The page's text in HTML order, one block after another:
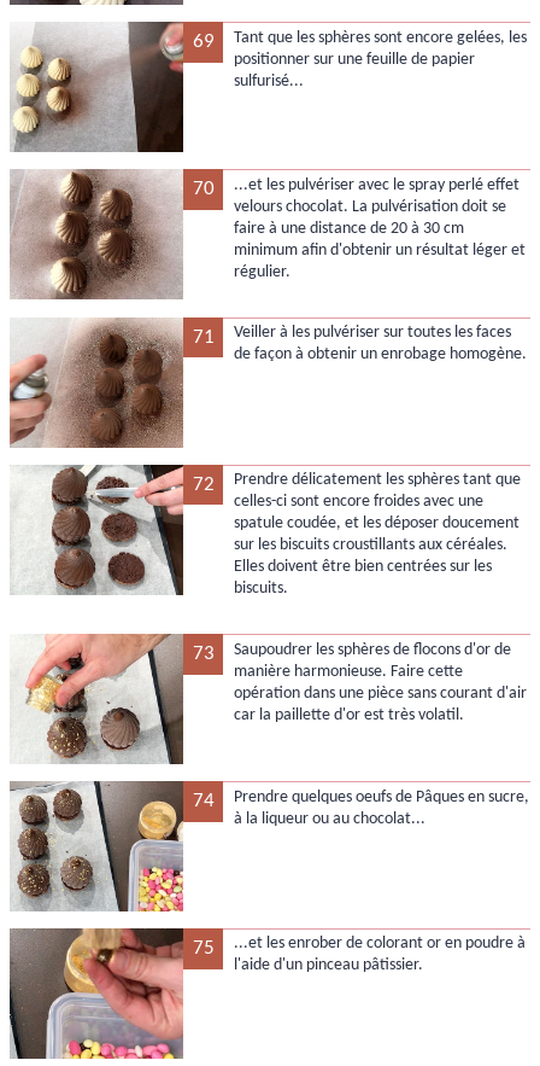
69
Tant que les sphères sont encore gelées, les
positionner sur une feuille de papier
sulfurisé...
70
...et les pulvériser avec le spray perlé effet
velours chocolat. La pulvérisation doit se
faire à une distance de 20 à 30 cm
minimum afin d'obtenir un résultat léger et
régulier.
71
Veiller à les pulvériser sur toutes les faces
de façon à obtenir un enrobage homogène.
72
Prendre délicatement les sphères tant que
celles-ci sont encore froides avec une
spatule coudée, et les déposer doucement
sur les biscuits croustillants aux céréales.
Elles doivent être bien centrées sur les
biscuits.
73
Saupoudrer les sphères de flocons d'or de
manière harmonieuse. Faire cette
opération dans une pièce sans courant d'air
car la paillette d'or est très volatil.
74
Prendre quelques oeufs de Pâques en sucre,
à la liqueur ou au chocolat...
75
...et les enrober de colorant or en poudre à
l'aide d'un pinceau pâtissier.